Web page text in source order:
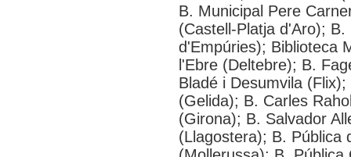
B. Municipal Pere
(Castell-Platja d'Aro);
d'Empúries); Biblioteca
l'Ebre (Deltebre); B.
Bladé i Desumvila
(Gelida); B. Carles
(Girona); B. Salvador
(Llagostera); B. Pública